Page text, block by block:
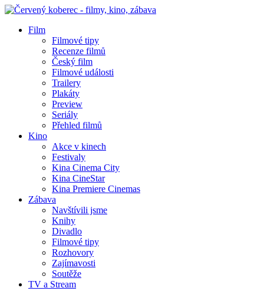
Film
Filmové tipy
Recenze filmů
Český film
Filmové události
Trailery
Plakáty
Preview
Seriály
Přehled filmů
Kino
Akce v kinech
Festivaly
Kina Cinema City
Kina CineStar
Kina Premiere Cinemas
Zábava
Navštívili jsme
Knihy
Divadlo
Filmové tipy
Rozhovory
Zajímavosti
Soutěže
TV a Stream